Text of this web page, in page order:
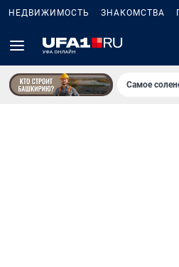
НЕДВИЖИМОСТЬ ЗНАКОМСТВА
Самое